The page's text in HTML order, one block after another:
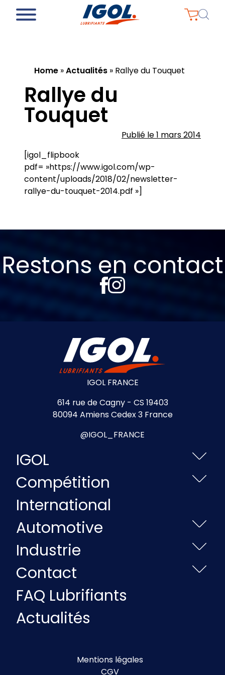
Home »Actualités » Rallye du Touquet
Rallye du
Touquet
Publié le 1 mars 2014
[igol_flipbook
pdf= »https://www.igol.com/wp-
content/uploads/2018/02/newsletter-
rallye-du-touquet-2014.pdf »]
Restons en contact
IGOL FRANCE
614 rue de Cagny - CS 19403
80094 Amiens Cedex 3 France
@IGOL_FRANCE
IGOL
Compétition
International
Automotive
Industrie
Contact
FAQ Lubrifiants
Actualités
Mentions légales
CGV